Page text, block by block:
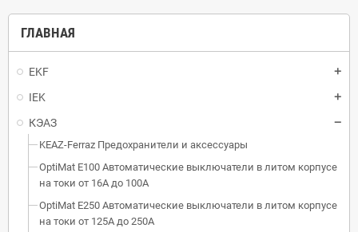
ГЛАВНАЯ
EKF
IEK
КЭАЗ
KEAZ-Ferraz Предохранители и аксессуары
OptiMat E100 Автоматические выключатели в литом корпусе
на токи от 16А до 100А
OptiMat E250 Автоматические выключатели в литом корпусе
на токи от 125А до 250А